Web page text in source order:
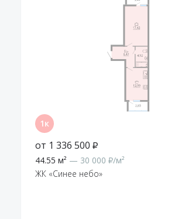
от 1 336 500 ₽
44.55 м² — 30 000 ₽/м²
ЖК «Синее небо»